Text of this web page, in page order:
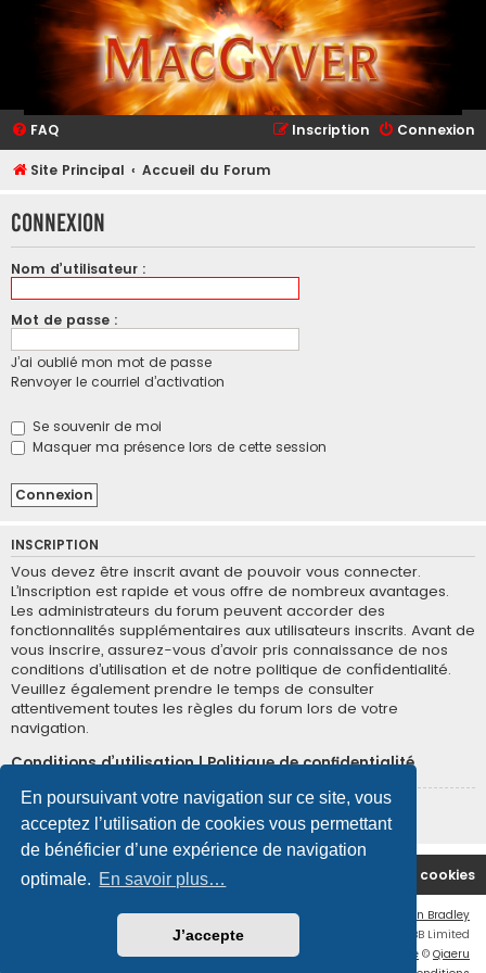
En poursuivant votre navigation sur ce site, vous
acceptez l’utilisation de cookies vous permettant
de bénéficier d’une expérience de navigation
optimale. En savoir plus…
J’accepte
FAQ Connexion
Inscription
Site Principal Accueil du Forum
Connexion
Nom d’utilisateur :
Mot de passe :
J’ai oublié mon mot de passe
Renvoyer le courriel d’activation
Se souvenir de moi
Masquer ma présence lors de cette session
INSCRIPTION
Vous devez être inscrit avant de pouvoir vous connecter.
L’inscription est rapide et vous offre de nombreux avantages.
Les administrateurs du forum peuvent accorder des
fonctionnalités supplémentaires aux utilisateurs inscrits. Avant de
vous inscrire, assurez-vous d’avoir pris connaissance de nos
conditions d’utilisation et de notre politique de confidentialité.
Veuillez également prendre le temps de consulter
attentivement toutes les règles du forum lors de votre
navigation.
Conditions d’utilisation|Politique de confidentialité
Inscription
Site Principal Accueil du Forum Supprimer les cookies
Ian Bradley
Développé parphpBB
® Forum Software © phpBB Limited
Traduction française officielle © Qiaeru